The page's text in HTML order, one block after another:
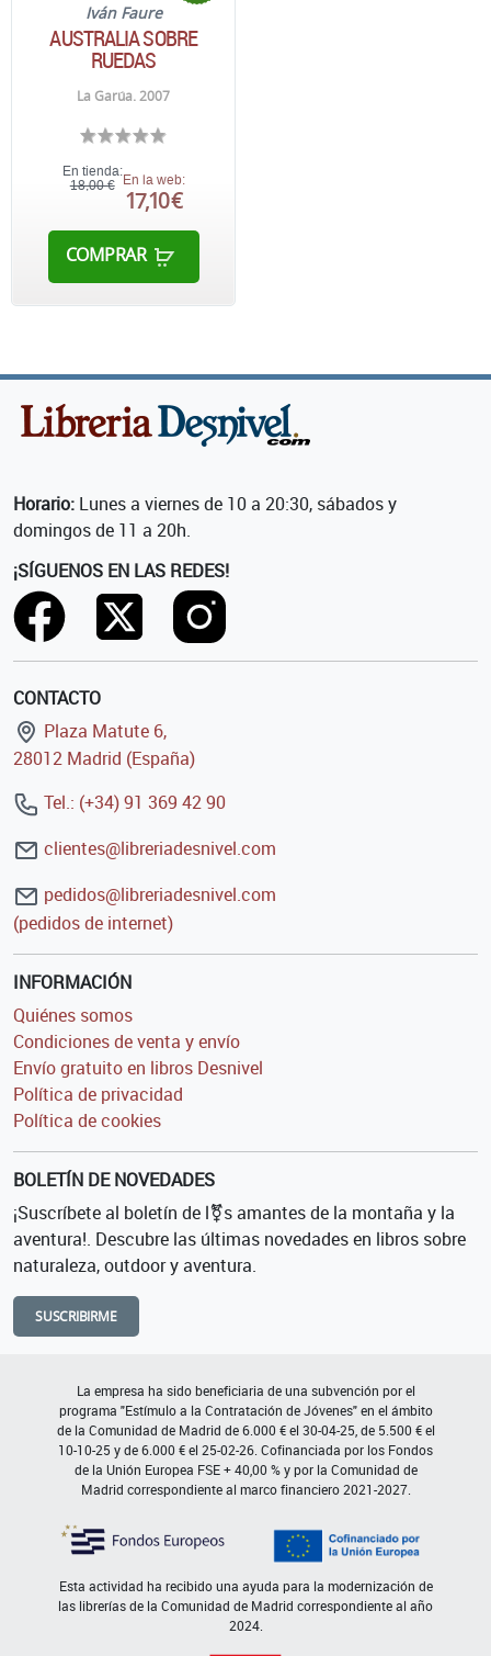
Iván Faure
AUSTRALIA SOBRE
RUEDAS
La Garúa. 2007
En tienda:
18,00 € En la web:
17,10 €
COMPRAR
Horario: Lunes a viernes de 10 a 20:30, sábados y
domingos de 11 a 20h.
¡SÍGUENOS EN LAS REDES!
CONTACTO
Plaza Matute 6,
28012 Madrid (España)
Tel.: (+34) 91 369 42 90
clientes@libreriadesnivel.com
pedidos@libreriadesnivel.com
(pedidos de internet)
INFORMACIÓN
Quiénes somos
Condiciones de venta y envío
Envío gratuito en libros Desnivel
Política de privacidad
Política de cookies
BOLETÍN DE NOVEDADES
¡Suscríbete al boletín de l⚧s amantes de la montaña y la
aventura!. Descubre las últimas novedades en libros sobre
naturaleza, outdoor y aventura.
SUSCRIBIRME
La empresa ha sido beneficiaria de una subvención por el
programa "Estímulo a la Contratación de Jóvenes" en el ámbito
de la Comunidad de Madrid de 6.000 € el 30-04-25, de 5.500 € el
10-10-25 y de 6.000 € el 25-02-26. Cofinanciada por los Fondos
de la Unión Europea FSE + 40,00 % y por la Comunidad de
Madrid correspondiente al marco financiero 2021-2027.
Esta actividad ha recibido una ayuda para la modernización de
las librerías de la Comunidad de Madrid correspondiente al año
2024.